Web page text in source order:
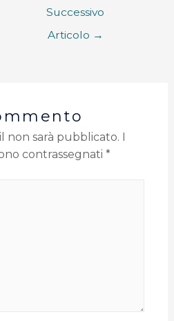
Successivo
Articolo →
non sarà pubblicato.
contrassegnati *